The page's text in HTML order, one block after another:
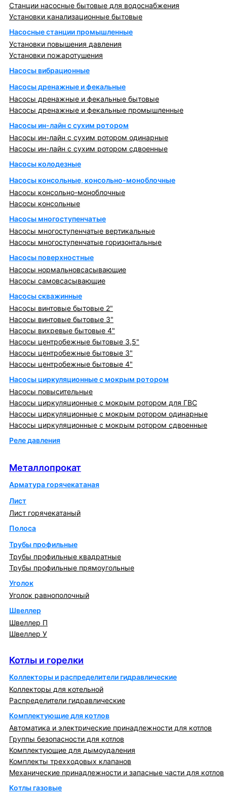
Станции насосные бытовые для водоснабжения
Установки канализационные бытовые
Насосные станции промышленные
Установки повышения давления
Установки пожаротушения
Насосы вибрационные
Насосы дренажные и фекальные
Насосы дренажные и фекальные бытовые
Насосы дренажные и фекальные промышленные
Насосы ин-лайн с сухим ротором
Насосы ин-лайн с сухим ротором одинарные
Насосы ин-лайн с сухим ротором сдвоенные
Насосы колодезные
Насосы консольные, консольно-моноблочные
Насосы консольно-моноблочные
Насосы консольные
Насосы многоступенчатые
Насосы многоступенчатые вертикальные
Насосы многоступенчатые горизонтальные
Насосы поверхностные
Насосы нормальновсасывающие
Насосы самовсасывающие
Насосы скважинные
Насосы винтовые бытовые 2"
Насосы винтовые бытовые 3"
Насосы вихревые бытовые 4"
Насосы центробежные бытовые 3,5"
Насосы центробежные бытовые 3"
Насосы центробежные бытовые 4"
Насосы циркуляционные с мокрым ротором
Насосы повысительные
Насосы циркуляционные с мокрым ротором для ГВС
Насосы циркуляционные с мокрым ротором одинарные
Насосы циркуляционные с мокрым ротором сдвоенные
Реле давления
Металлопрокат
Арматура горячекатаная
Лист
Лист горячекатаный
Полоса
Трубы профильные
Трубы профильные квадратные
Трубы профильные прямоугольные
Уголок
Уголок равнополочный
Швеллер
Швеллер П
Швеллер У
Котлы и горелки
Коллекторы и распределители гидравлические
Коллекторы для котельной
Распределители гидравлические
Комплектующие для котлов
Автоматика и электрические принадлежности для котлов
Группы безопасности для котлов
Комплектующие для дымоудаления
Комплекты трехходовых клапанов
Механические принадлежности и запасные части для котлов
Котлы газовые